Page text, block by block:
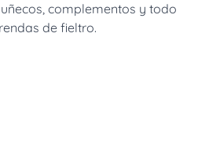
complementos y todo
de fieltro.